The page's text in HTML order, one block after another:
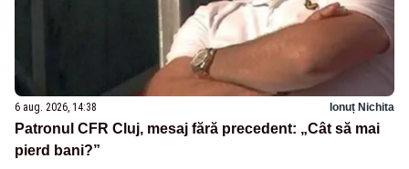
6 aug. 2026, 14:38 Ionuț Nichita
Patronul CFR Cluj, mesaj fără precedent: „Cât să mai
pierd bani?”